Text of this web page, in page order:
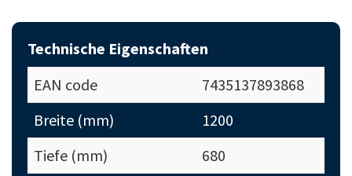
Technische Eigenschaften
EAN code
7435137893868
Breite (mm)
1200
Tiefe (mm)
680